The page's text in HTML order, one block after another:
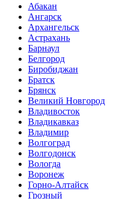
Абакан
Ангарск
Архангельск
Астрахань
Барнаул
Белгород
Биробиджан
Братск
Брянск
Великий Новгород
Владивосток
Владикавказ
Владимир
Волгоград
Волгодонск
Вологда
Воронеж
Горно-Алтайск
Грозный